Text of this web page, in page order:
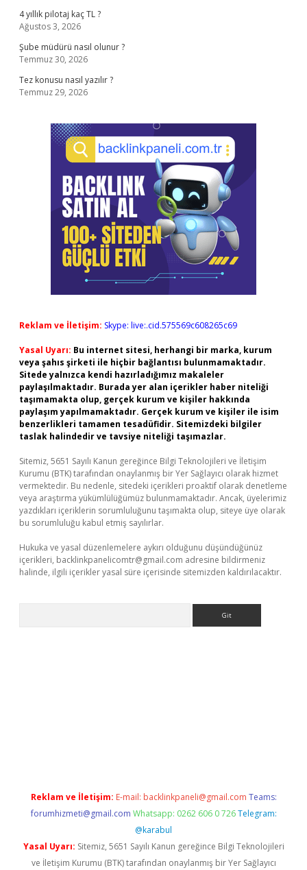
4 yıllık pilotaj kaç TL ?
Ağustos 3, 2026
Şube müdürü nasıl olunur ?
Temmuz 30, 2026
Tez konusu nasıl yazılır ?
Temmuz 29, 2026
Reklam ve İletişim: Skype: live:.cid.575569c608265c69
Yasal Uyarı: Bu internet sitesi, herhangi bir marka, kurum
veya şahıs şirketi ile hiçbir bağlantısı bulunmamaktadır.
Sitede yalnızca kendi hazırladığımız makaleler
paylaşılmaktadır. Burada yer alan içerikler haber niteliği
taşımamakta olup, gerçek kurum ve kişiler hakkında
paylaşım yapılmamaktadır. Gerçek kurum ve kişiler ile isim
benzerlikleri tamamen tesadüfidir. Sitemizdeki bilgiler
taslak halindedir ve tavsiye niteliği taşımazlar.
Sitemiz, 5651 Sayılı Kanun gereğince Bilgi Teknolojileri ve İletişim
Kurumu (BTK) tarafından onaylanmış bir Yer Sağlayıcı olarak hizmet
vermektedir. Bu nedenle, sitedeki içerikleri proaktif olarak denetleme
veya araştırma yükümlülüğümüz bulunmamaktadır. Ancak, üyelerimiz
yazdıkları içeriklerin sorumluluğunu taşımakta olup, siteye üye olarak
bu sorumluluğu kabul etmiş sayılırlar.
Hukuka ve yasal düzenlemelere aykırı olduğunu düşündüğünüz
içerikleri, backlinkpanelicomtr@gmail.com adresine bildirmeniz
halinde, ilgili içerikler yasal süre içerisinde sitemizden kaldırılacaktır.
Reklam ve İletişim: E-mail: backlinkpaneli@gmail.com Teams:
forumhizmeti@gmail.com Whatsapp: 0262 606 0 726 Telegram:
@karabul
Yasal Uyarı: Sitemiz, 5651 Sayılı Kanun gereğince Bilgi Teknolojileri
ve İletişim Kurumu (BTK) tarafından onaylanmış bir Yer Sağlayıcı